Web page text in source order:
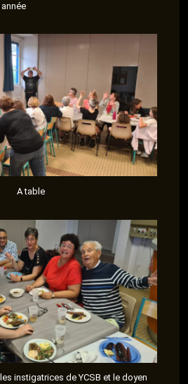
A table
instigatrices de YCSB et le doyen